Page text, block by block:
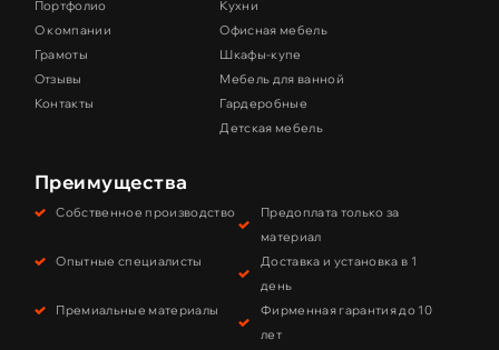
Портфолио
О компании
Грамоты
Отзывы
Контакты
Кухни
Офисная мебель
Шкафы-купе
Мебель для ванной
Гардеробные
Детская мебель
Преимущества
Собственное производство
Предоплата только за
материал
Опытные специалисты
Доставка и установка в 1
день
Премиальные материалы
Фирменная гарантия до 10
лет